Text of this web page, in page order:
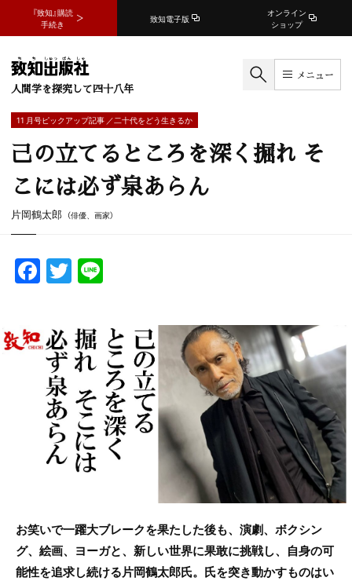
『致知』購読
手続き
致知電子版
オンライン
ショップ
人間学を探究して四十八年
メニュー
11 月号ピックアップ記事 ／二十代をどう生きるか
己の立てるところを深く掘れ そ
こには必ず泉あらん
片岡鶴太郎 （俳優、画家）
F
a
c
e
b
o
o
k
T
w
itt
er
e
お笑いで一躍大ブレークを果たした後も、演劇、ボクシン
グ、絵画、ヨーガと、新しい世界に果敢に挑戦し、自身の可
能性を追求し続ける片岡鶴太郎氏。氏を突き動かすものはい